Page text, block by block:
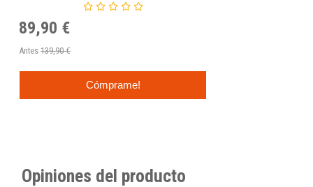
89,90 €
Antes 139,90 €
Cómprame!
Opiniones del producto